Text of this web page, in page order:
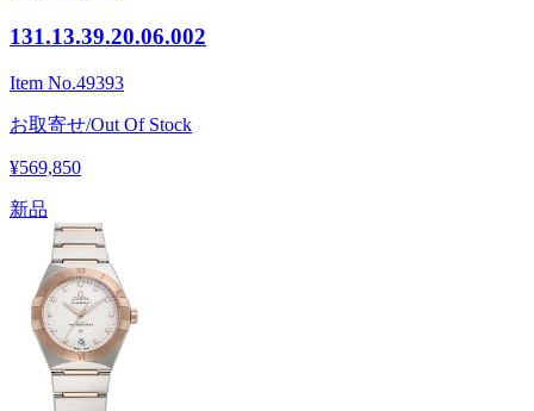
131.13.39.20.06.002
Item No.49393
お取寄せ/Out Of Stock
¥569,850
新品